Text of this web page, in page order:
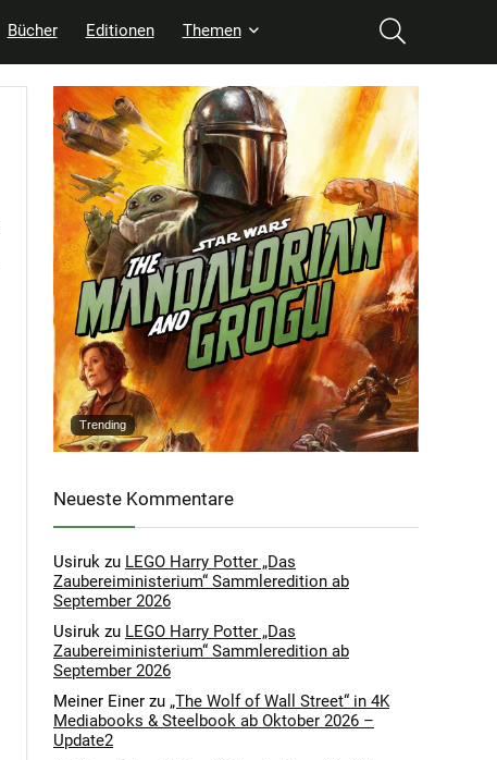
Bücher Editionen Themen
Trending
Neueste Kommentare
Usiruk zu LEGO Harry Potter „Das
Zaubereiministerium“ Sammleredition ab
September 2026
Usiruk zu LEGO Harry Potter „Das
Zaubereiministerium“ Sammleredition ab
September 2026
Meiner Einer zu „The Wolf of Wall Street“ in 4K
Mediabooks & Steelbook ab Oktober 2026 –
Update2